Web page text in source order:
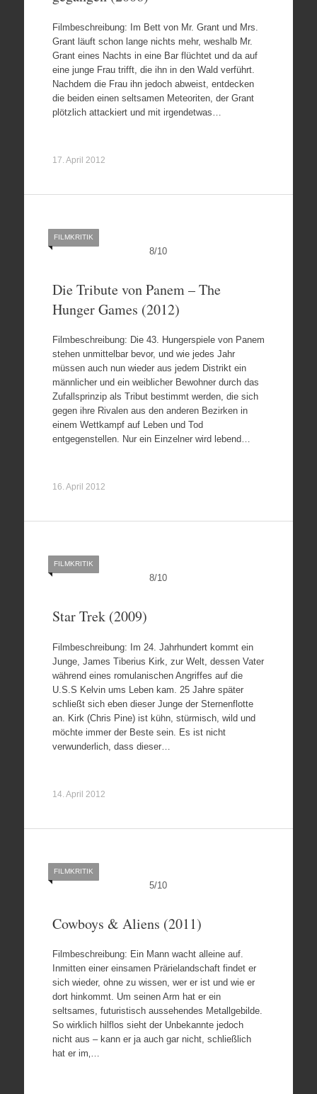
Filmbeschreibung: Im Bett von Mr. Grant und Mrs.
Grant läuft schon lange nichts mehr, weshalb Mr.
Grant eines Nachts in eine Bar flüchtet und da auf
eine junge Frau trifft, die ihn in den Wald verführt.
Nachdem die Frau ihn jedoch abweist, entdecken
die beiden einen seltsamen Meteoriten, der Grant
plötzlich attackiert und mit irgendetwas…
17. April 2012
8/10
FILMKRITIK
Die Tribute von Panem – The
Hunger Games (2012)
Filmbeschreibung: Die 43. Hungerspiele von Panem
stehen unmittelbar bevor, und wie jedes Jahr
müssen auch nun wieder aus jedem Distrikt ein
männlicher und ein weiblicher Bewohner durch das
Zufallsprinzip als Tribut bestimmt werden, die sich
gegen ihre Rivalen aus den anderen Bezirken in
einem Wettkampf auf Leben und Tod
entgegenstellen. Nur ein Einzelner wird lebend…
16. April 2012
8/10
FILMKRITIK
Star Trek (2009)
Filmbeschreibung: Im 24. Jahrhundert kommt ein
Junge, James Tiberius Kirk, zur Welt, dessen Vater
während eines romulanischen Angriffes auf die
U.S.S Kelvin ums Leben kam. 25 Jahre später
schließt sich eben dieser Junge der Sternenflotte
an. Kirk (Chris Pine) ist kühn, stürmisch, wild und
möchte immer der Beste sein. Es ist nicht
verwunderlich, dass dieser…
14. April 2012
5/10
FILMKRITIK
Cowboys & Aliens (2011)
Filmbeschreibung: Ein Mann wacht alleine auf.
Inmitten einer einsamen Prärielandschaft findet er
sich wieder, ohne zu wissen, wer er ist und wie er
dort hinkommt. Um seinen Arm hat er ein
seltsames, futuristisch aussehendes Metallgebilde.
So wirklich hilflos sieht der Unbekannte jedoch
nicht aus – kann er ja auch gar nicht, schließlich
hat er im‚…